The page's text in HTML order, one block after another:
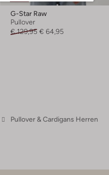
G-Star Raw
Pullover
€ 129,95 € 64,95
Pullover & Cardigans Herren